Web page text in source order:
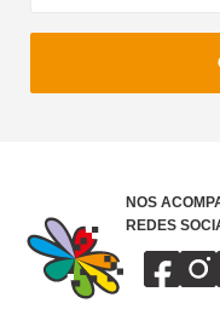
NOS
REDES